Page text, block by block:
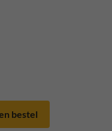
bestel